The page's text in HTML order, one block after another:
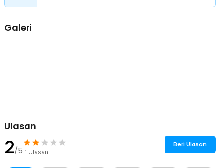
lain untuk menghindari kecelakaan, terutama di kondisi gelap dan
Galeri
Ulasan
2/5 1 Ulasan
Beri Ulasan